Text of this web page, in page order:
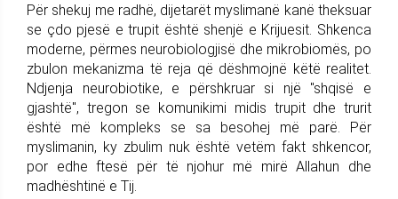
Për shekuj me radhë, dijetarët myslimanë kanë theksuar
se çdo pjesë e trupit është shenjë e Krijuesit. Shkenca
moderne, përmes neurobiologjisë dhe mikrobiomës, po
zbulon mekanizma të reja që dëshmojnë këtë realitet.
Ndjenja neurobiotike, e përshkruar si një "shqisë e
gjashtë", tregon se komunikimi midis trupit dhe trurit
është më kompleks se sa besohej më parë. Për
myslimanin, ky zbulim nuk është vetëm fakt shkencor,
por edhe ftesë për të njohur më mirë Allahun dhe
madhështinë e Tij.